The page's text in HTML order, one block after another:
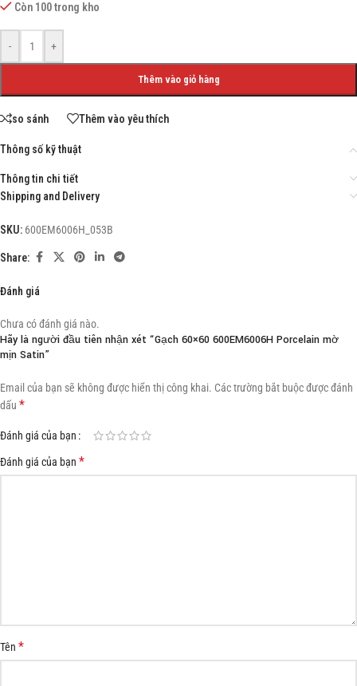
Còn 100 trong kho
- +
Thêm vào giỏ hàng
so sánh Thêm vào yêu thích
Thông số kỹ thuật
Thông tin chi tiết
Shipping and Delivery
SKU: 600EM6006H_053B
Share:
Đánh giá
Chưa có đánh giá nào.
Hãy là người đầu tiên nhận xét “Gạch 60×60 600EM6006H Porcelain mờ
mịn Satin”
Email của bạn sẽ không được hiển thị công khai. Các trường bắt buộc được đánh
dấu *
Đánh giá của bạn
Đánh giá của bạn *
Tên *